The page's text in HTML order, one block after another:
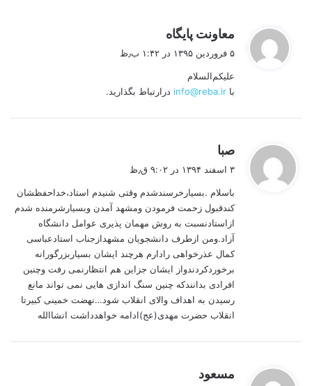
معاونت پایگاه
۵ فروردین ۱۳۹۵ در ۱:۴۲ ب٫ظ
علیکم‌السلام
با info@reba.ir درارتباط بگذارید.
صبا
:
۳ اسفند ۱۳۹۴ در ۹:۰۲ ق٫ظ
باسلام .بسیارخرسندشدم وقتی شنیدم استاد،خداحفظشان
کندقبول زحمت فرمودن ومشهد آمدن وبسیارشرمنده شدم
ازاستادنسبت به روش مهمان پذیری عوامل دانشگاه
آزاد.ومن ازطرف دانشجویان مشهدازجناب استادعباسی
کمال عذرخواهی رادارم هرچند ایشان بسیاربزرگورانه
برخوردکردندواز ایشان جزاین هم انتظارنمی رفت وچنین
افرادی بدانندکه چنین سنگ اندازی هایی نمی تواند مانع
رسیدن به اهداف والای انقلاب شود…نهضت خمینی کبیرتا
انقلاب حضرت مهدی(عج)ادامه خواهدداشت انشاالله
مسعود